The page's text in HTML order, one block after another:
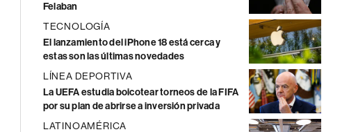
Felaban
TECNOLOGÍA
El lanzamiento del iPhone 18 está cerca y
estas son las últimas novedades
LÍNEA DEPORTIVA
La UEFA estudia boicotear torneos de la FIFA
por su plan de abrirse a inversión privada
LATINOAMÉRICA